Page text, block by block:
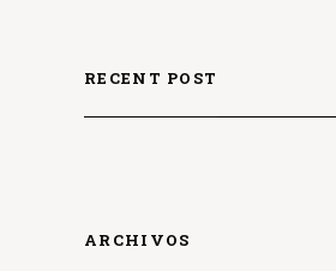
RECENT POST
ARCHIVOS